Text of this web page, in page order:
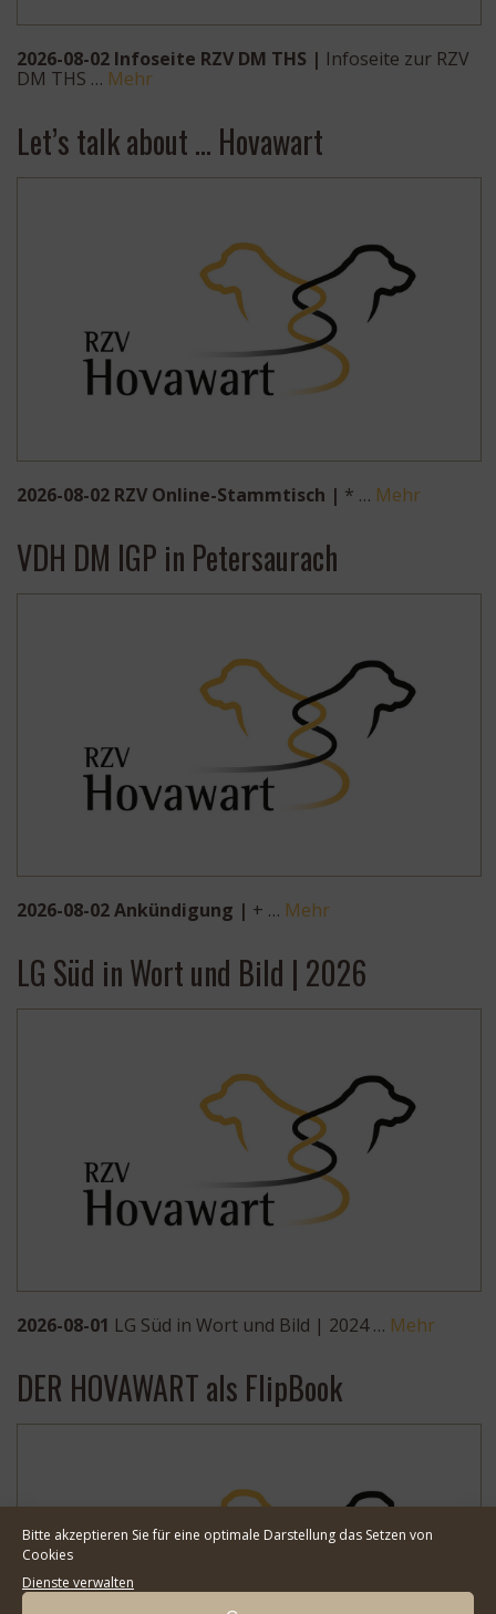
Bitte akzeptieren Sie für eine optimale Darstellung das Setzen von
Cookies
Dienste verwalten
2026-08-02 Infoseite RZV DM THS | Infoseite zur RZV
DM THS … Mehr
Let’s talk about … Hovawart
2026-08-02 RZV Online-Stammtisch | * … Mehr
VDH DM IGP in Petersaurach
2026-08-02 Ankündigung | + … Mehr
LG Süd in Wort und Bild | 2026
2026-08-01 LG Süd in Wort und Bild | 2024 … Mehr
DER HOVAWART als FlipBook